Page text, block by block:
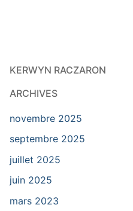
KERWYN RACZARON
ARCHIVES
novembre 2025
septembre 2025
juillet 2025
juin 2025
mars 2023